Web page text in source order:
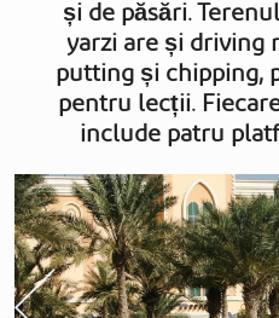
și de păsări.
yarzi are și driving
putting și chipping,
pentru lecții.
include patru